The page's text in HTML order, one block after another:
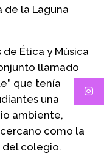
de la Laguna
Ética y Música
llamado
que tenía
una
ambiente,
como la
del colegio.